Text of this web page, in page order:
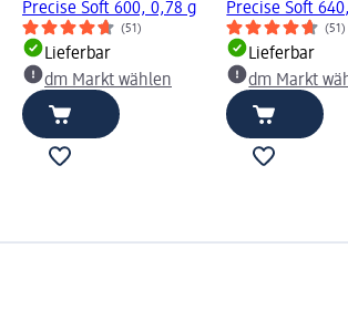
Precise Soft 600, 0,78 g
(51)
Lieferbar
dm Markt wählen
Precise Soft
(51)
Lieferbar
dm Markt